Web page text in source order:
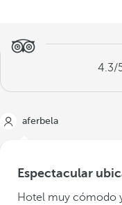
4.3/
aferbela
Espectacular
Hotel muy cómodo